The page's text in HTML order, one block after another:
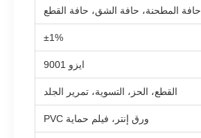
حافة المطحنة، حافة الشق، حافة القطع
±1%
ايزو 9001
القطع، الحز، التسوية، تمرير الجلد
ورق إنتر، فيلم حماية PVC